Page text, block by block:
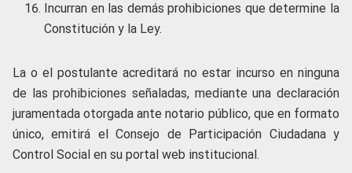
Incurran en las demás prohibiciones que determine la
Constitución y la Ley.
La o el postulante acreditará no estar incurso en ninguna
de las prohibiciones señaladas, mediante una declaración
juramentada otorgada ante notario público, que en formato
único, emitirá el Consejo de Participación Ciudadana y
Control Social en su portal web institucional.